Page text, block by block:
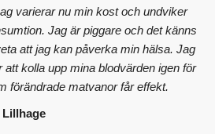
varierar nu min kost och undviker
Jag är piggare och det känns
att jag kan påverka min hälsa. Jag
att kolla upp mina blodvärden igen för
förändrade matvanor får effekt.